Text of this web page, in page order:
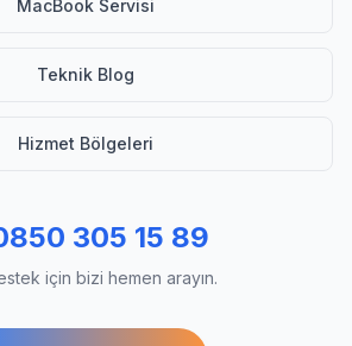
MacBook Servisi
Teknik Blog
Hizmet Bölgeleri
305 15 89
için bizi hemen arayın.